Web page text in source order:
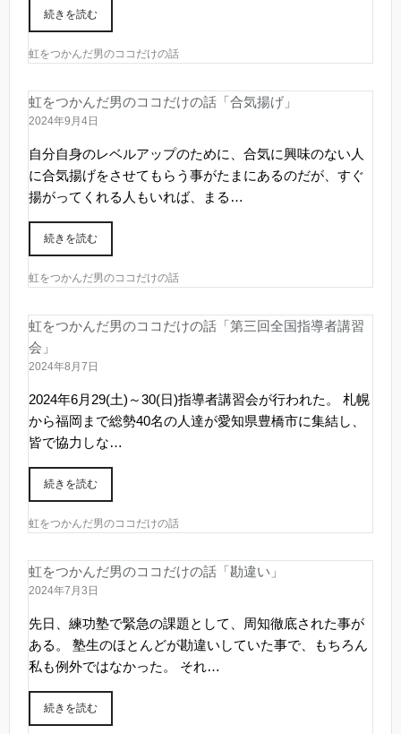
続きを読む
虹をつかんだ男のココだけの話
虹をつかんだ男のココだけの話「合気揚げ」
2024年9月4日
自分自身のレベルアップのために、合気に興味のない人
に合気揚げをさせてもらう事がたまにあるのだが、すぐ
揚がってくれる人もいれば、まる…
続きを読む
虹をつかんだ男のココだけの話
虹をつかんだ男のココだけの話「第三回全国指導者講習
会」
2024年8月7日
2024年6月29(土)～30(日)指導者講習会が行われた。 札幌
から福岡まで総勢40名の人達が愛知県豊橋市に集結し、
皆で協力しな…
続きを読む
虹をつかんだ男のココだけの話
虹をつかんだ男のココだけの話「勘違い」
2024年7月3日
先日、練功塾で緊急の課題として、周知徹底された事が
ある。 塾生のほとんどが勘違いしていた事で、もちろん
私も例外ではなかった。 それ…
続きを読む